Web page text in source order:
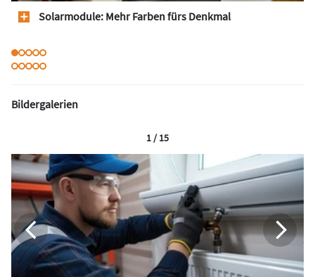
Solarmodule: Mehr Farben fürs Denkmal
Bildergalerien
1 / 15